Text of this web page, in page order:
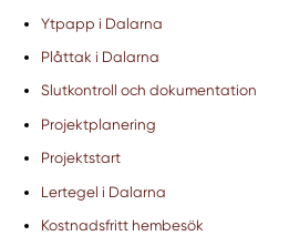
Ytpapp i Dalarna
Plåttak i Dalarna
Slutkontroll och dokumentation
Projektplanering
Projektstart
Lertegel i Dalarna
Kostnadsfritt hembesök